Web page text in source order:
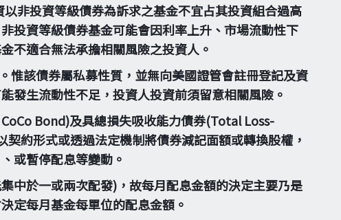
非投資等級債券為訴求之基金不宜占其投資組合過高
投資等級債券基金可能會因利率上升、市場流動性下
不適合無法承擔相關風險之投資人。
惟該債券屬私募性質，並無向美國證管會註冊登記及資
發生流動性不足，投資人投資前須留意相關風險。
Bond)及具總損失吸收能力債券(Total Loss-
約形式或透過法定機制將債券減記面額或轉換股權，
或暫停配息等變動。
中於一或兩次配發)，故每月配息金額的決定主要乃是
定每月基金每單位的配息金額。